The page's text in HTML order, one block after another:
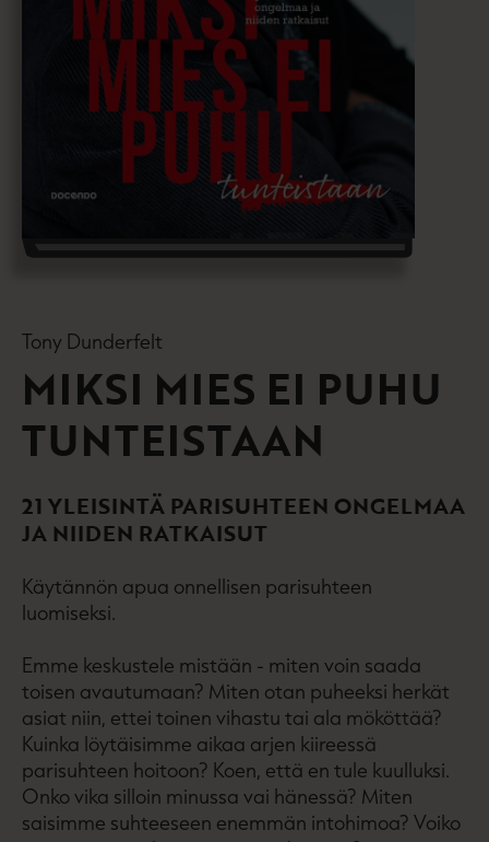
Tony Dunderfelt
MIKSI MIES EI PUHU
TUNTEISTAAN
21 YLEISINTÄ PARISUHTEEN ONGELMAA
JA NIIDEN RATKAISUT
Käytännön apua onnellisen parisuhteen
luomiseksi.
Emme keskustele mistään - miten voin saada
toisen avautumaan? Miten otan puheeksi herkät
asiat niin, ettei toinen vihastu tai ala mököttää?
Kuinka löytäisimme aikaa arjen kiireessä
parisuhteen hoitoon? Koen, että en tule kuulluksi.
Onko vika silloin minussa vai hänessä? Miten
saisimme suhteeseen enemmän intohimoa? Voiko